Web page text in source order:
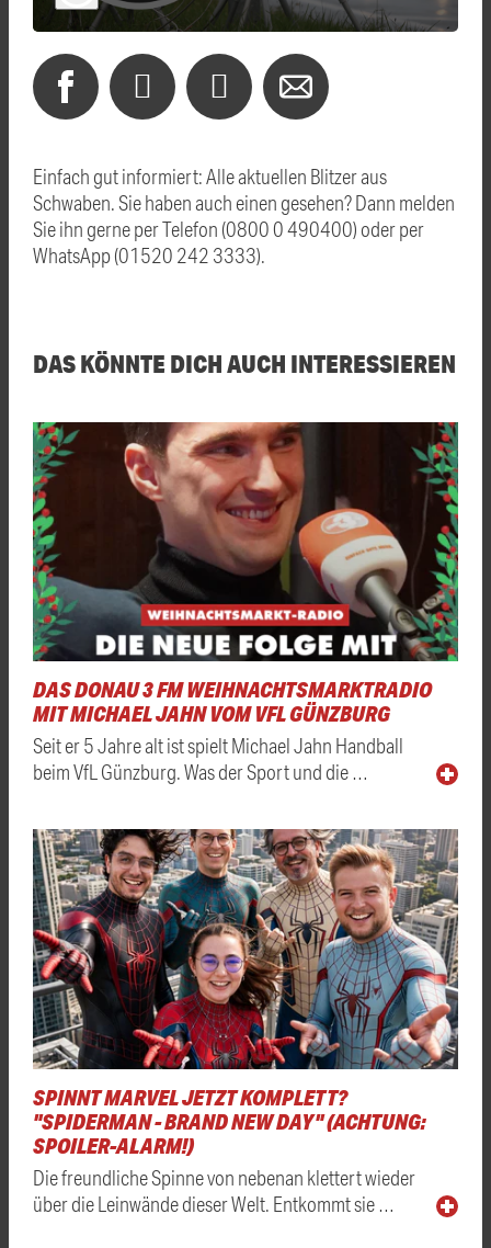
Einfach gut informiert: Alle aktuellen Blitzer aus
Schwaben. Sie haben auch einen gesehen? Dann melden
Sie ihn gerne per Telefon (0800 0 490400) oder per
WhatsApp (01520 242 3333).
DAS KÖNNTE DICH AUCH INTERESSIEREN
DAS DONAU 3 FM WEIHNACHTSMARKTRADIO
MIT MICHAEL JAHN VOM VFL GÜNZBURG
Seit er 5 Jahre alt ist spielt Michael Jahn Handball
beim VfL Günzburg. Was der Sport und die …
SPINNT MARVEL JETZT KOMPLETT?
"SPIDERMAN - BRAND NEW DAY" (ACHTUNG:
SPOILER-ALARM!)
Die freundliche Spinne von nebenan klettert wieder
über die Leinwände dieser Welt. Entkommt sie …